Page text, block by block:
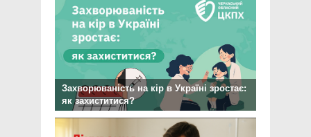
Захворюваність на кір в Україні зростає:
як захиститися?